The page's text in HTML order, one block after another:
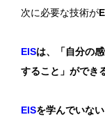
次に必要な技術が
EISは、「自分の
すること」ができ
EISを学んでいな